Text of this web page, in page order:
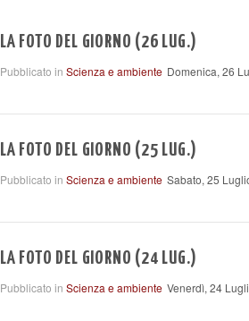
LA FOTO DEL GIORNO (26 LUG.)
Pubblicato in Scienza e ambiente Domenica, 26
LA FOTO DEL GIORNO (25 LUG.)
Pubblicato in Scienza e ambiente Sabato, 25
LA FOTO DEL GIORNO (24 LUG.)
Pubblicato in Scienza e ambiente Venerdì, 24